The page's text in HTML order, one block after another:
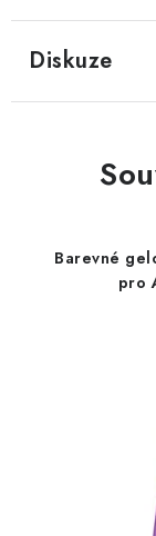
Diskuze
Barevné
pro